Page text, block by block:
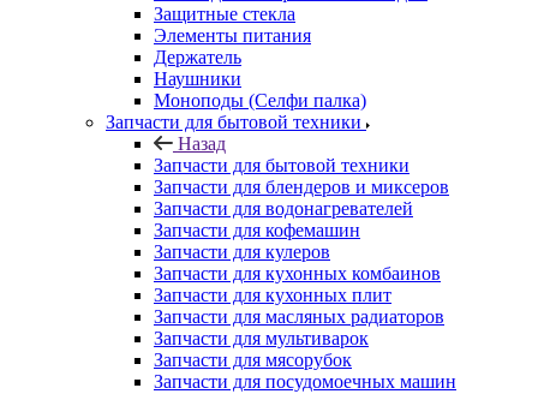
Элементы питания
Держатель
Наушники
Моноподы (Селфи палка)
Запчасти для бытовой техники
Назад
Запчасти для бытовой техники
Запчасти для блендеров и миксеров
Запчасти для водонагревателей
Запчасти для кофемашин
Запчасти для кулеров
Запчасти для кухонных комбаинов
Запчасти для кухонных плит
Запчасти для масляных радиаторов
Запчасти для мультиварок
Запчасти для мясорубок
Запчасти для посудомоечных машин
Запчасти для пылесосов